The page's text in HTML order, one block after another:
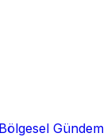
Bölgesel Gündem